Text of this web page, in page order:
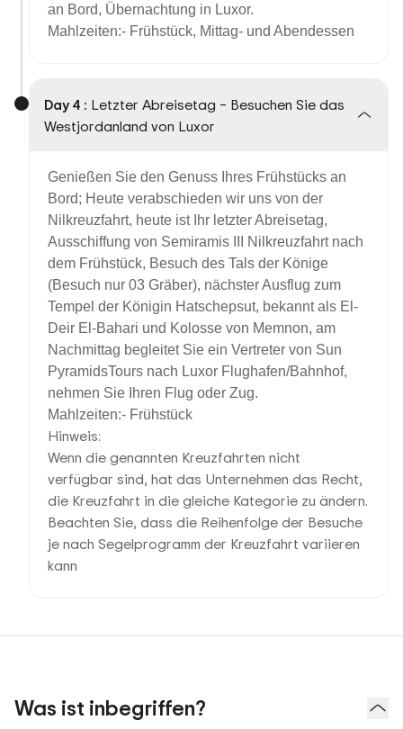
an Bord, Übernachtung in Luxor.
Mahlzeiten:- Frühstück, Mittag- und Abendessen
Day 4 : Letzter Abreisetag – Besuchen Sie das
Westjordanland von Luxor
Genießen Sie den Genuss Ihres Frühstücks an
Bord; Heute verabschieden wir uns von der
Nilkreuzfahrt, heute ist Ihr letzter Abreisetag,
Ausschiffung von Semiramis III
Nilkreuzfahrt nach
dem Frühstück, Besuch des Tals der Könige
(Besuch nur 03 Gräber), nächster Ausflug zum
Tempel der Königin Hatschepsut, bekannt als El-
Deir El-Bahari und Kolosse von Memnon, am
Nachmittag begleitet Sie ein Vertreter von Sun
PyramidsTours nach Luxor Flughafen/Bahnhof,
nehmen Sie Ihren Flug oder Zug.
Mahlzeiten:- Frühstück
Hinweis:
Wenn die genannten Kreuzfahrten nicht
verfügbar sind, hat das Unternehmen das Recht,
die Kreuzfahrt in die gleiche Kategorie zu ändern.
Beachten Sie, dass die Reihenfolge der Besuche
je nach Segelprogramm der Kreuzfahrt variieren
kann
Was ist inbegriffen?